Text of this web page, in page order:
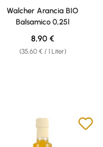
4.8 von 5 SternenBewertung
Walcher Arancia BIO
Balsamico 0,25l
(35,60 € / 1 Liter)
Regulärer Preis:
8,90 €